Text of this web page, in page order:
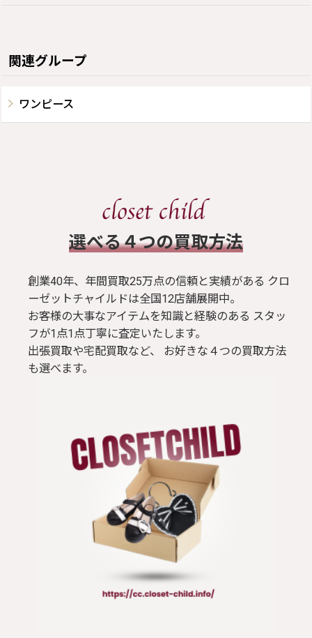
関連グループ
ワンピース
​選べる４つの買取方法
創業40年、年間買取25万点の信頼と実績がある クロ
ーゼットチャイルドは全国12店舗展開中。
お客様の大事なアイテムを知識と経験のある スタッ
フが1点1点丁寧に査定いたします。
出張買取や宅配買取など、 お好きな４つの買取方法
も選べます。